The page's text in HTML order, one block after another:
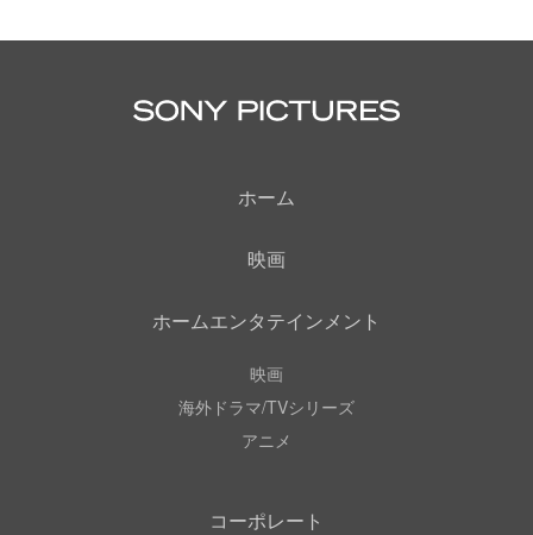
ホーム
映画
ホームエンタテインメント
映画
海外ドラマ/TVシリーズ
アニメ
コーポレート